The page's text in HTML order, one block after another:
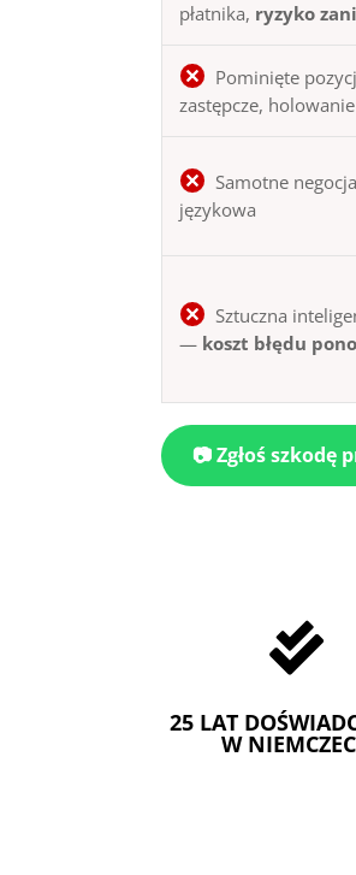
płatnika, ryzyko
Pominięte
zastępcze, holowanie
Samotne
językowa
Sztuczna
— koszt błędu
📷 Zgłoś szkodę

25 LAT
W